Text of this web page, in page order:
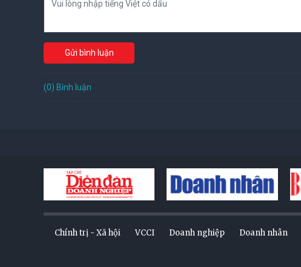
Gửi bình luận
(0) Bình luận
Chính trị - Xã hội VCCI Doanh nghiệp Doanh nhân